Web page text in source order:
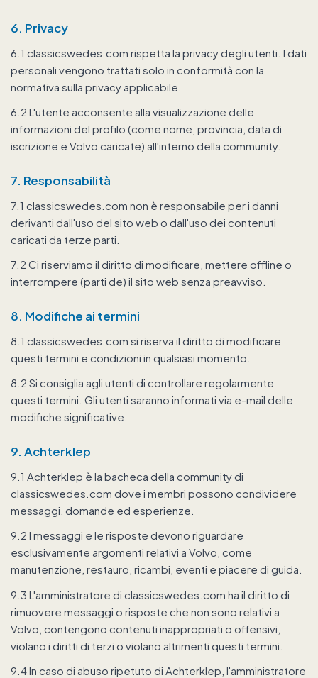
6. Privacy
6.1 classicswedes.com rispetta la privacy degli utenti. I dati
personali vengono trattati solo in conformità con la
normativa sulla privacy applicabile.
6.2 L'utente acconsente alla visualizzazione delle
informazioni del profilo (come nome, provincia, data di
iscrizione e Volvo caricate) all'interno della community.
7. Responsabilità
7.1 classicswedes.com non è responsabile per i danni
derivanti dall'uso del sito web o dall'uso dei contenuti
caricati da terze parti.
7.2 Ci riserviamo il diritto di modificare, mettere offline o
interrompere (parti de) il sito web senza preavviso.
8. Modifiche ai termini
8.1 classicswedes.com si riserva il diritto di modificare
questi termini e condizioni in qualsiasi momento.
8.2 Si consiglia agli utenti di controllare regolarmente
questi termini. Gli utenti saranno informati via e-mail delle
modifiche significative.
9. Achterklep
9.1 Achterklep è la bacheca della community di
classicswedes.com dove i membri possono condividere
messaggi, domande ed esperienze.
9.2 I messaggi e le risposte devono riguardare
esclusivamente argomenti relativi a Volvo, come
manutenzione, restauro, ricambi, eventi e piacere di guida.
9.3 L'amministratore di classicswedes.com ha il diritto di
rimuovere messaggi o risposte che non sono relativi a
Volvo, contengono contenuti inappropriati o offensivi,
violano i diritti di terzi o violano altrimenti questi termini.
9.4 In caso di abuso ripetuto di Achterklep, l'amministratore